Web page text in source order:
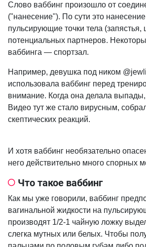
Слово ваббинг произошло от
("нанесение"). По сути это
пульсирующие точки тела
потенциальных партнеров.
ваббинга — спортзал.
Например, девушка под ником
использовала ваббинг перед
внимание. Когда она делала
Видео тут же стало вирусным,
скептических реакций.
И хотя ваббинг необязательно
него действительно много спорных
Что такое ваббинг
Как мы уже говорили, ваббинг
вагинальной жидкости на
производят 1/2-1 чайную ложку
слегка мутных или белых. Чтобы